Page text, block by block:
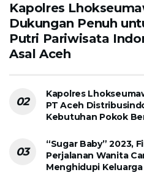
Kapolres
Dukungan Penuh
Putri Pariwisata
Asal Aceh
Kapolres
PT Aceh
Kebutuhan Pokok
“Sugar Baby” 2023,
Perjalanan Wanita
Menghidupi Keluarga